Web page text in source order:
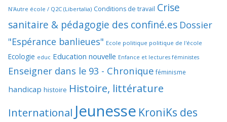
N'Autre école / Q2C (Libertalia) Conditions de travail Crise
sanitaire & pédagogie des confiné.es Dossier
"Espérance banlieues" Ecole politique politique de l'école
Ecologie educ Education nouvelle Enfance et lectures féministes
Enseigner dans le 93 - Chronique féminisme
handicap histoire Histoire, littérature
International Jeunesse KroniKs des